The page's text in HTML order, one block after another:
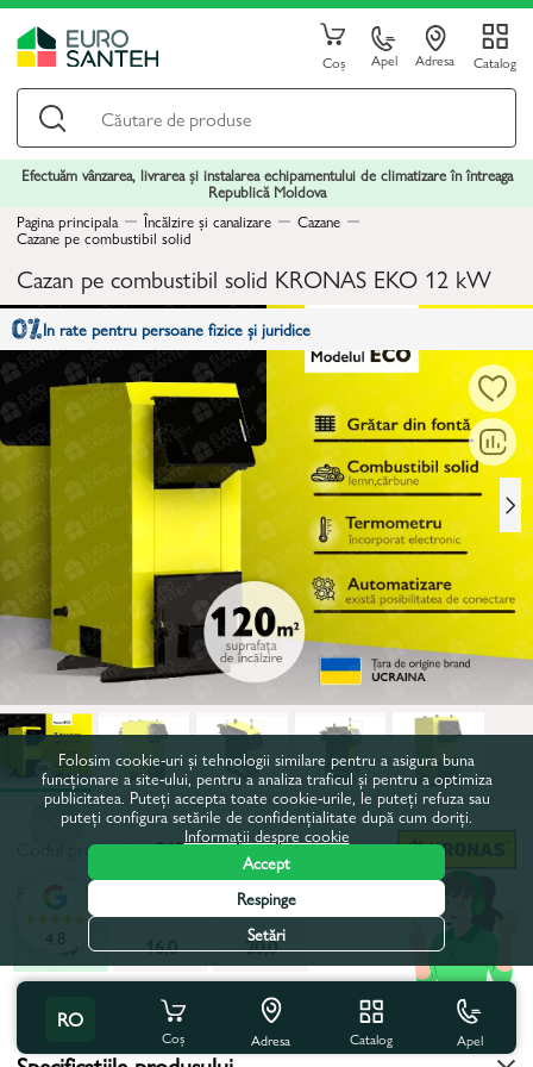
Coș Apel Adresa Catalog
Efectuăm vânzarea, livrarea și instalarea echipamentului de climatizare în întreaga
Republică Moldova
Pagina principala
Încălzire și canalizare Cazane
Cazane pe combustibil solid
Cazan pe combustibil solid KRONAS EKO 12 kW
In rate pentru persoane fizice și juridice
Codul produsului:213548
Putere, kW:
12,0
16,0
20,0
Toate caracteristicile
RO
Coș Adresa Catalog Apel
4.8
Folosim cookie-uri și tehnologii similare pentru a asigura buna
funcționare a site-ului, pentru a analiza traficul și pentru a optimiza
publicitatea. Puteți accepta toate cookie-urile, le puteți refuza sau
puteți configura setările de confidențialitate după cum doriți.
Informații despre cookie
Accept
Respinge
Setări